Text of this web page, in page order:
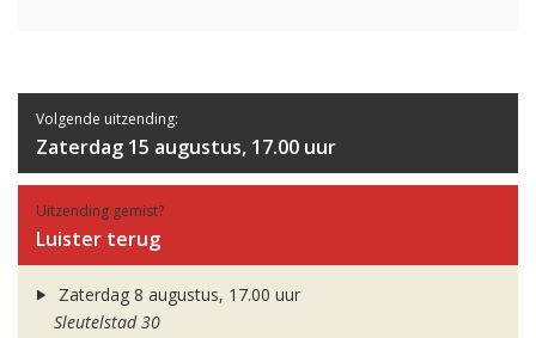
Volgende uitzending:
Zaterdag 15 augustus, 17.00 uur
Uitzending gemist?
Luister terug
Zaterdag 8 augustus, 17.00 uur
Sleutelstad 30